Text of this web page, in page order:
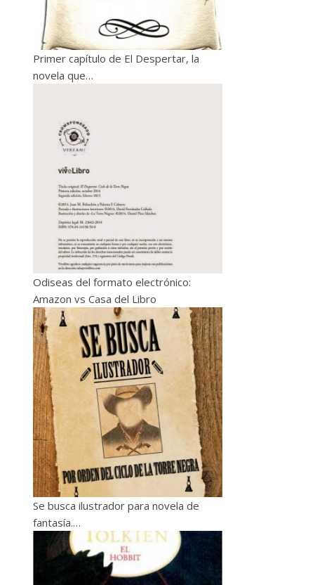
Primer capítulo de El Despertar, la
novela que…
Odiseas del formato electrónico:
Amazon vs Casa del Libro
Se busca ilustrador para novela de
fantasía.…